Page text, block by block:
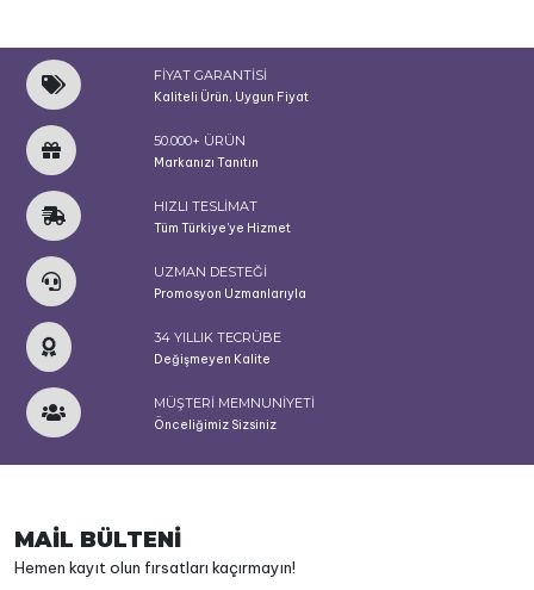
FİYAT GARANTİSİ
Kaliteli Ürün, Uygun Fiyat
50.000+ ÜRÜN
Markanızı Tanıtın
HIZLI TESLİMAT
Tüm Türkiye'ye Hizmet
UZMAN DESTEĞİ
Promosyon Uzmanlarıyla
34 YILLIK TECRÜBE
Değişmeyen Kalite
MÜŞTERİ MEMNUNİYETİ
Önceliğimiz Sizsiniz
MAİL BÜLTENİ
Hemen kayıt olun fırsatları kaçırmayın!